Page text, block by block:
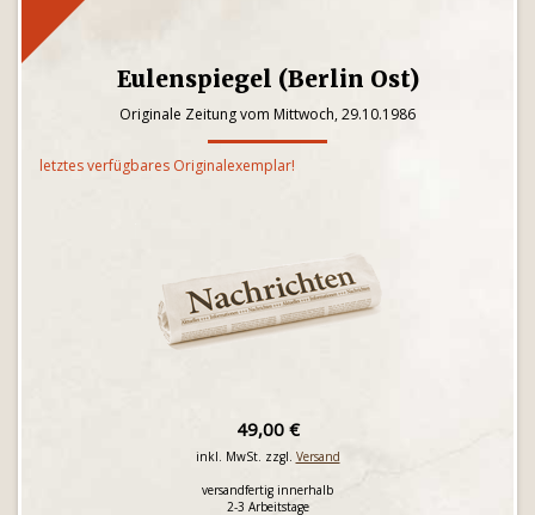
Eulenspiegel (Berlin Ost)
Originale Zeitung vom Mittwoch, 29.10.1986
letztes verfügbares Originalexemplar!
49,00 €
inkl. MwSt. zzgl. Versand
versandfertig innerhalb
2-3 Arbeitstage